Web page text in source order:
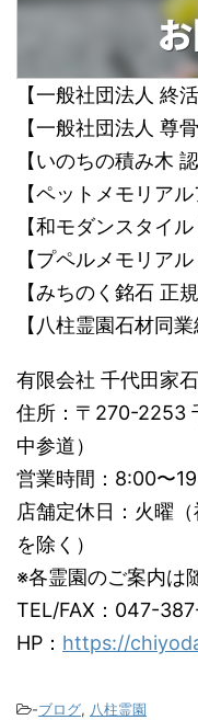
【一般社団法人 終
【一般社団法人 尊
【いのちの積み木
【ペットメモリア
【和モダンスタイ
【プペルメモリア
【みちのく銘石 正
【八柱霊園石材同業
有限会社 千代田家
住所：〒270-2253
中参道）
営業時間：8:00〜
店舗定休日：火曜
を除く）
※各霊園のご案内は
TEL/FAX：047-
HP： https://
-ブログ, 八柱霊園